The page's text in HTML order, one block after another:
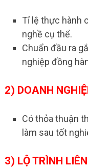
Tỉ lệ thực hành
nghề cụ thể.
Chuẩn đầu ra
nghiệp đồng
2) DOANH
Có thỏa thuận
làm sau tốt
3) LỘ TRÌNH